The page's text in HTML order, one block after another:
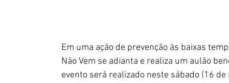
Em uma ação de prevenção às baixas
Não Vem se adianta e realiza um aulão
evento será realizado neste sábado (16